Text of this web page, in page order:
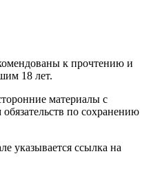
к прочтению и
18 лет.
материалы с
по сохранению
указывается ссылка на